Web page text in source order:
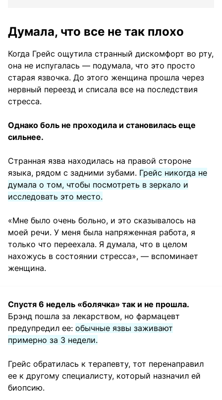
Думала, что все не так плохо
Когда Грейс ощутила странный дискомфорт во рту,
она не испугалась — подумала, что это просто
старая язвочка. До этого женщина прошла через
нервный переезд и списала все на последствия
стресса.
Однако боль не проходила и становилась еще
сильнее.
Странная язва находилась на правой стороне
языка, рядом с задними зубами. Грейс никогда не
думала о том, чтобы посмотреть в зеркало и
исследовать это место.
«Мне было очень больно, и это сказывалось на
моей речи. У меня была напряженная работа, я
только что переехала. Я думала, что в целом
нахожусь в состоянии стресса», — вспоминает
женщина.
Спустя 6 недель «болячка» так и не прошла.
Брэнд пошла за лекарством, но фармацевт
предупредил ее: обычные язвы заживают
примерно за 3 недели.
Грейс обратилась к терапевту, тот перенаправил
ее к другому специалисту, который назначил ей
биопсию.